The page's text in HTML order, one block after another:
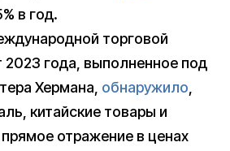
в год.
торговой
года, выполненное под
Хермана, обнаружило,
китайские товары и
отражение в ценах